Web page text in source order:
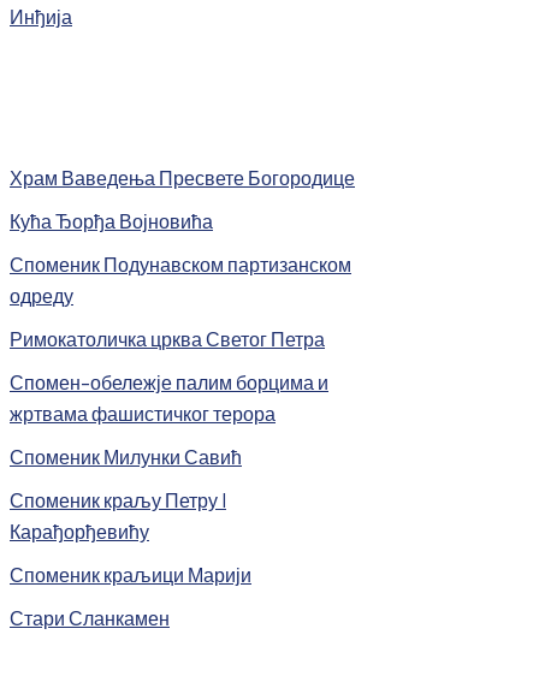
Инђија
Храм Ваведења Пресвете Богородице
Кућа Ђорђа Војновића
Споменик Подунавском партизанском
одреду
Римокатоличка црква Светог Петра
Спомен-обележје палим борцима и
жртвама фашистичког терора
Споменик Милунки Савић
Споменик краљу Петру I
Карађорђевићу
Споменик краљици Марији
Стари Сланкамен